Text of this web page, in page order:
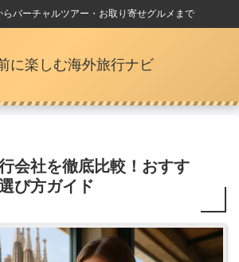
バーチャルツアー・お取り寄せグルメまで
に楽しむ海外旅行ナビ
会社を徹底比較！おすす
び方ガイド